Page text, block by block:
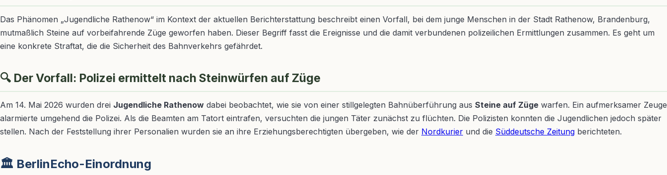
Das Phänomen „Jugendliche Rathenow“ im Kontext der aktuellen Berichterstattung beschreibt einen Vorfall, bei dem junge Menschen in der Stadt Rathenow, Brandenburg,
mutmaßlich Steine auf vorbeifahrende Züge geworfen haben. Dieser Begriff fasst die Ereignisse und die damit verbundenen polizeilichen Ermittlungen zusammen. Es geht um
eine konkrete Straftat, die die Sicherheit des Bahnverkehrs gefährdet.
🔍 Der Vorfall: Polizei ermittelt nach Steinwürfen auf Züge
Am 14. Mai 2026 wurden drei Jugendliche Rathenow dabei beobachtet, wie sie von einer stillgelegten Bahnüberführung aus Steine auf Züge warfen. Ein aufmerksamer Zeuge
alarmierte umgehend die Polizei. Als die Beamten am Tatort eintrafen, versuchten die jungen Täter zunächst zu flüchten. Die Polizisten konnten die Jugendlichen jedoch später
stellen. Nach der Feststellung ihrer Personalien wurden sie an ihre Erziehungsberechtigten übergeben, wie der Nordkurier und die Süddeutsche Zeitung berichteten.
🏛️ BerlinEcho-Einordnung